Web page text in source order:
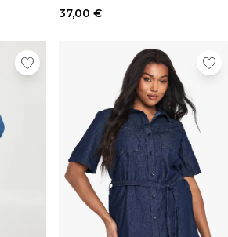
Style: Robe en jean
37,00 €